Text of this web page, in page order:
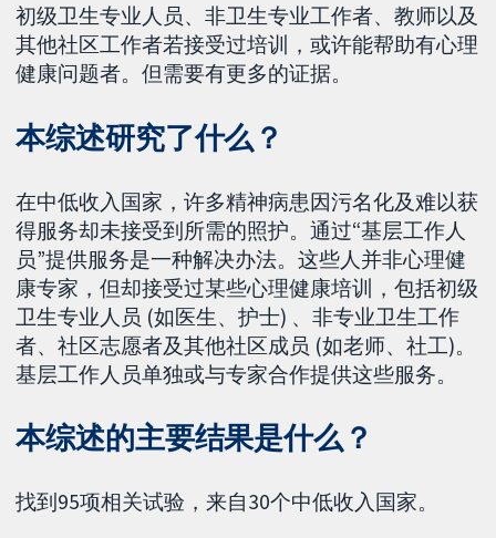
初级卫生专业人员、非卫生专业工作者、教师以及
其他社区工作者若接受过培训，或许能帮助有心理
健康问题者。但需要有更多的证据。
本综述研究了什么？
在中低收入国家，许多精神病患因污名化及难以获
得服务却未接受到所需的照护。通过“基层工作人
员”提供服务是一种解决办法。这些人并非心理健
康专家，但却接受过某些心理健康培训，包括初级
卫生专业人员 (如医生、护士) 、非专业卫生工作
者、社区志愿者及其他社区成员 (如老师、社工)。
基层工作人员单独或与专家合作提供这些服务。
本综述的主要结果是什么？
找到95项相关试验，来自30个中低收入国家。